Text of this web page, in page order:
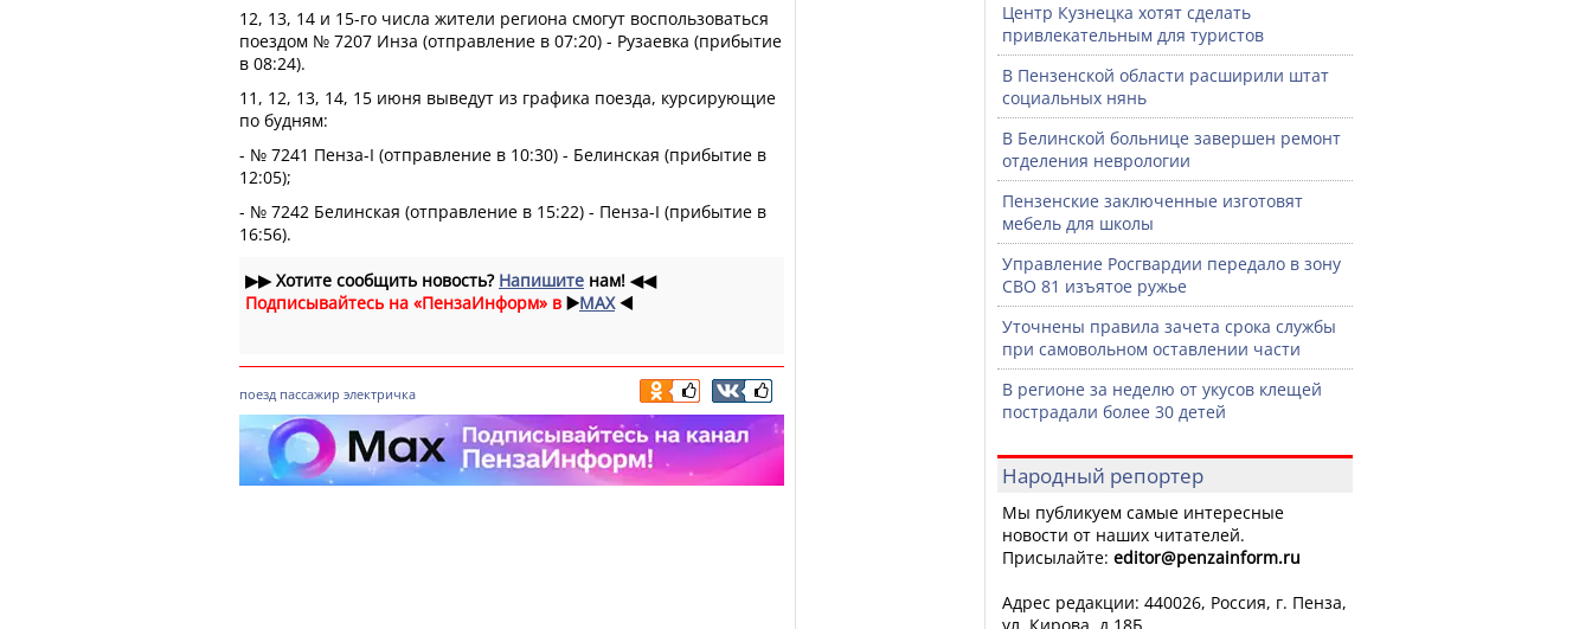
12, 13, 14 и 15-го числа жители региона смогут воспользоваться
поездом № 7207 Инза (отправление в 07:20) - Рузаевка (прибытие
в 08:24).
11, 12, 13, 14, 15 июня выведут из графика поезда, курсирующие
по будням:
- № 7241 Пенза-I (отправление в 10:30) - Белинская (прибытие в
12:05);
- № 7242 Белинская (отправление в 15:22) - Пенза-I (прибытие в
16:56).
▶▶Хотите сообщить новость? Напишите нам! ◀◀
Подписывайтесь на «ПензаИнформ» в ▶️MAX ◀️
поезд пассажир электричка
Центр Кузнецка хотят сделать
привлекательным для туристов
В Пензенской области расширили штат
социальных нянь
В Белинской больнице завершен ремонт
отделения неврологии
Пензенские заключенные изготовят
мебель для школы
Управление Росгвардии передало в зону
СВО 81 изъятое ружье
Уточнены правила зачета срока службы
при самовольном оставлении части
В регионе за неделю от укусов клещей
пострадали более 30 детей
Народный репортер
Мы публикуем самые интересные
новости от наших читателей.
Присылайте: editor@penzainform.ru
Адрес редакции: 440026, Россия, г. Пенза,